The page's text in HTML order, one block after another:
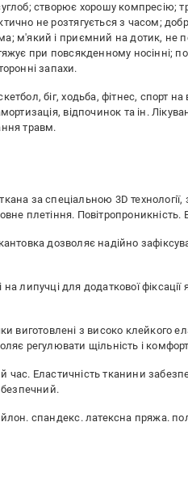
створює хорошу компресію;
не розтягується з часом;
м'який і приємний на дотик, не
при повсякденному носінні;
запахи.
біг, ходьба, фітнес, спорт на
відпочинок та ін.
травм.
за спеціальною 3D технології,
плетіння. Повітропроникність.
дозволяє надійно
липучці для додаткової
виготовлені з високо клейкого
регулювати щільність і
час. Еластичність тканини
безпечний.
спандекс. латексна пряжа.